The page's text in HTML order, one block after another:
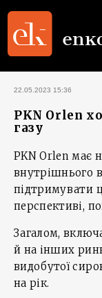
22.05.2023 15:36
PKN Orlen
газу
PKN Orlen має
внутрішнього
підтримувати
перспективі,
Загалом,
й на інших
видобутої
на рік.